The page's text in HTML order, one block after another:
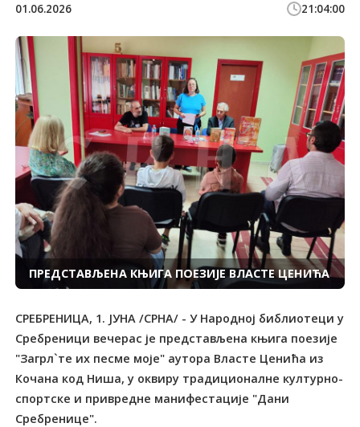
01.06.2026 21:04:00
ПРЕДСТАВЉЕНА КЊИГА ПОЕЗИЈЕ ВЛАСТЕ ЦЕНИЋА
СРЕБРЕНИЦА, 1. ЈУНА /СРНА/ - У Народној библиотеци у
Сребреници вечерас је представљена књига поезије
"Загрл`те их песме моје" аутора Власте Ценића из
Кочана код Ниша, у оквиру традиционалне културно-
спортске и привредне манифестације "Дани
Сребренице".